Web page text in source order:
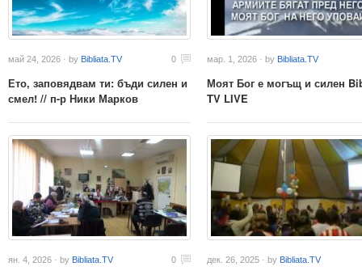
май 24, 2026 · by Bibliata.TV 0
Ето, заповядвам ти: бъди силен и
смел! // п-р Ники Марков
мар. 1, 2026 · by Bibliata.TV
Моят Бог е могъщ и силен
TV LIVE
ян. 4, 2026 · by Bibliata.TV 0 дек. 26, 2025 · by Bibliata.TV